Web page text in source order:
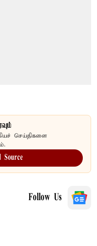
செய்திகளை
Source
Follow Us